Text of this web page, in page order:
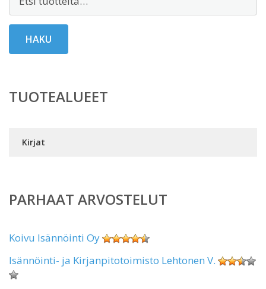
HAKU
TUOTEALUEET
Kirjat
PARHAAT ARVOSTELUT
Koivu Isännöinti Oy
Isännöinti- ja Kirjanpitotoimisto Lehtonen V.